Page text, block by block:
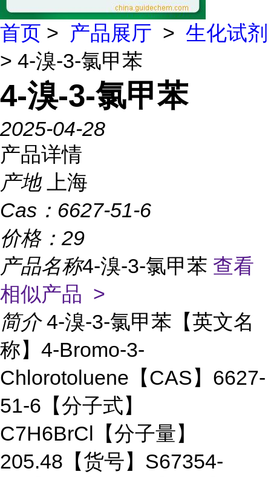
首页 > 产品展厅 > 生化试剂
> 4-溴-3-氯甲苯
4-溴-3-氯甲苯
2025-04-28
产品详情
产地
上海
Cas： 6627-51-6
价格： 29
产品名称4-溴-3-氯甲苯 查看
相似产品 >
简介 4-溴-3-氯甲苯【英文名
称】4-Bromo-3-
Chlorotoluene【CAS】6627-
51-6【分子式】
C7H6BrCl【分子量】
205.48【货号】S67354-